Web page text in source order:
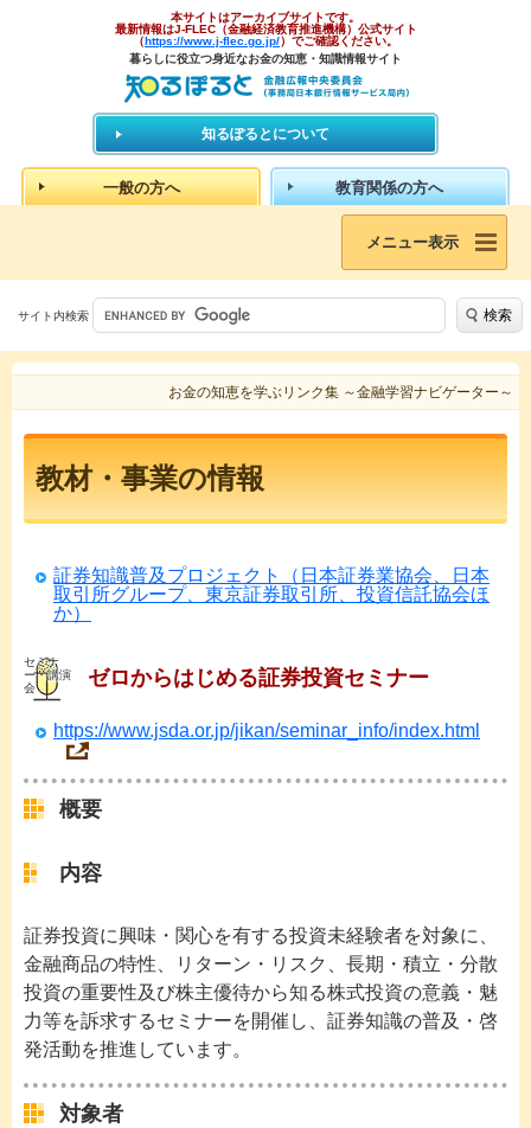
本サイトはアーカイブサイトです。
最新情報はJ-FLEC（金融経済教育推進機構）公式サイト
（https://www.j-flec.go.jp/）でご確認ください。
暮らしに役立つ身近なお金の知恵・知識情報サイト
知るぽるとについて
一般の方へ 教育関係の方へ
メニュー表示
サイト内検索 検索
お金の知恵を学ぶリンク集 ～金融学習ナビゲーター～
教材・事業の情報
証券知識普及プロジェクト（日本証券業協会、日本
取引所グループ、東京証券取引所、投資信託協会ほ
か）
セミナ
ー・講演
会
ゼロからはじめる証券投資セミナー
https://www.jsda.or.jp/jikan/seminar_info/index.html
概要
内容
証券投資に興味・関心を有する投資未経験者を対象に、
金融商品の特性、リターン・リスク、長期・積立・分散
投資の重要性及び株主優待から知る株式投資の意義・魅
力等を訴求するセミナーを開催し、証券知識の普及・啓
発活動を推進しています。
対象者